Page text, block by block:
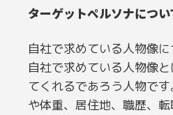
ターゲットペルソナについ
自社で求めている人物像に
自社で求めている人物像
てくれるであろう人物で
や体重、居住地、職歴、転